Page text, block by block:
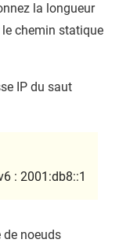
la longueur
chemin statique
IP du saut
: 2001:db8::1
de noeuds